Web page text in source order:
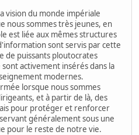
vision du monde impériale
nous sommes très jeunes, en
est liée aux mêmes structures
sont servis par cette
de puissants ploutocrates
sont activement insérés dans la
modernes.
lorsque nous sommes
et à partir de là, des
pour protéger et renforcer
généralement sous une
pour le reste de notre vie.